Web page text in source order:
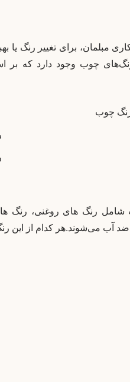
مبلمان، برای تغییر رنگ یا
رنگ‌های چوب وجود دارد که
رنگ چوب
رنگ های روغنی، رنگ
آب می‌شوند.هر کدام از این